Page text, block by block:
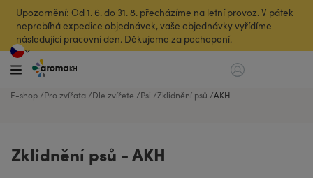
Upozornění: Od 1. 6. do 31. 8. přecházíme na letní provoz. V pátek
neprobíhá expedice objednávek, vaše objednávky vyřídíme
následující pracovní den. Děkujeme za pochopení.
E-shop Pro zvířata Dle zvířete Psi Zklidnění psů AKH
Zklidnění psů - AKH